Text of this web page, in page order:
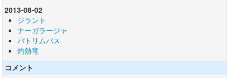
2013-08-02
ジラント
ナーガラージャ
パトリムパス
灼熱竜
コメント